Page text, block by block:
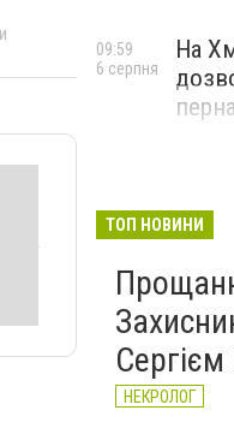
На
09:59
6 серпня
ТОП НОВИНИ
НЕКРОЛОГ